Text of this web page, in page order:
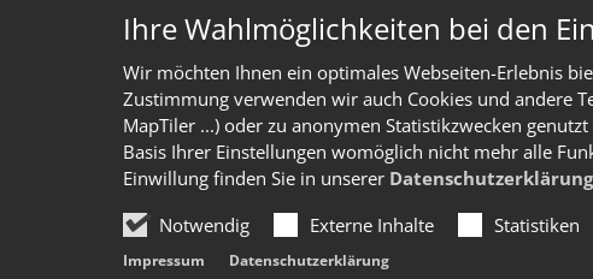
Ihre Wahlmöglichkeiten bei den
Wir möchten Ihnen ein optimales Webseiten-Erlebnis
Zustimmung verwenden wir auch Cookies und andere
MapTiler ...) oder zu anonymen Statistikzwecken
Basis Ihrer Einstellungen womöglich nicht mehr alle
Einwillung finden Sie in unserer Datenschutzerklärung
Notwendig
Externe Inhalte Statistiken
Impressum Datenschutzerklärung